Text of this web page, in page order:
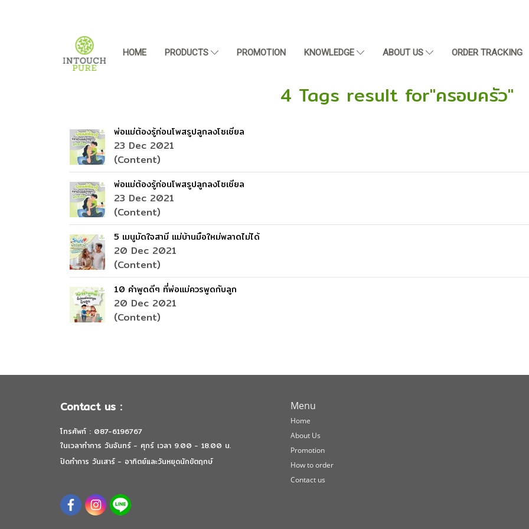
HOME PRODUCTS PROMOTION KNOWLEDGE ABOUT US ORDER TRACKING
4 Tags result for"ครอบครัว"
พ่อแม่ต้องรู้ก่อนโพสรูปลูกลงโซเชียล
23 Dec 2021
(Content)
พ่อแม่ต้องรู้ก่อนโพสรูปลูกลงโซเชียล
23 Dec 2021
(Content)
5 เมนูมัดใจสามี แม่บ้านมือใหม่พลาดไม่ได้
20 Dec 2021
(Content)
10 คำพูดดีๆ ที่พ่อแม่ควรพูดกับลูก
20 Dec 2021
(Content)
Contact us :
โทรศัพท์ : 087-6196767
ในเวลาทำการ วันจันทร์ - ศุกร์ เวลา 9.00 - 18.00 น.
ปิดทำการ วันเสาร์ - อาทิตย์และวันหยุดนักขัตฤกษ์
Menu
Home
About Us
Promotion
How to order
Contact us